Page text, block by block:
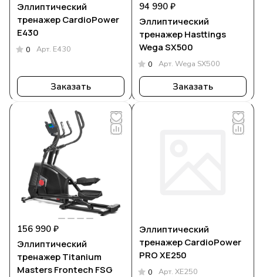
Эллиптический
тренажер CardioPower
E430
0 Арт. E430
Заказать
94 990 ₽
Эллиптический
тренажер Hasttings
Wega SX500
0 Арт. Wega SX500
Заказать
156 990 ₽
Эллиптический
тренажер Titanium
Masters Frontech FSG
Эллиптический
тренажер CardioPower
PRO XE250
0 Арт. XE250